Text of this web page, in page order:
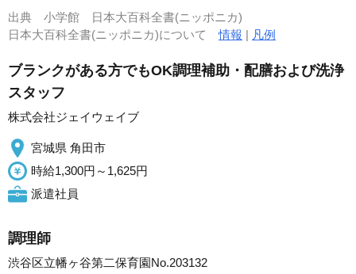
出典 小学館 日本大百科全書(ニッポニカ)
日本大百科全書(ニッポニカ)について情報 | 凡例
ブランクがある方でもOK調理補助・配膳および洗浄
スタッフ
株式会社ジェイウェイブ
宮城県 角田市
時給1,300円～1,625円
派遣社員
調理師
渋谷区立幡ヶ谷第二保育園No.203132